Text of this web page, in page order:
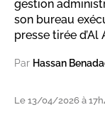
gestion
son bureau
presse tirée
Par Hassan
Le 13/04/2026 à